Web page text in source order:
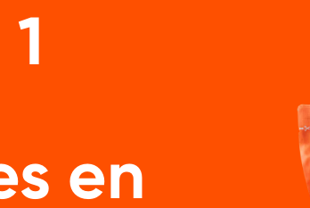
en